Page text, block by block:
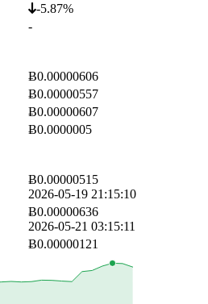
-5.87%
-
Ƀ0.00000606
Ƀ0.00000557
Ƀ0.00000607
Ƀ0.0000005
Ƀ0.00000515
2026-05-19 21:15:10
Ƀ0.00000636
2026-05-21 03:15:11
Ƀ0.00000121